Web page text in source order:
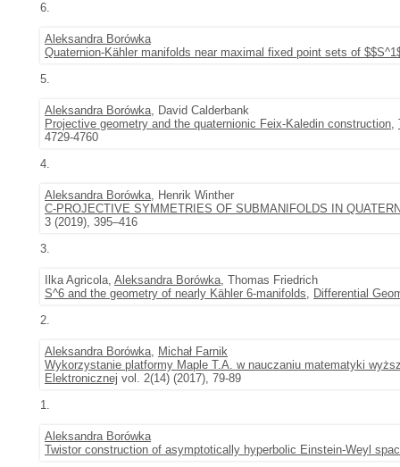
6.
Aleksandra Borówka
Quaternion-Kähler manifolds near maximal fixed point sets of
5.
Aleksandra Borówka, David Calderbank
Projective geometry and the quaternionic Feix-Kaledin construction,
4729-4760
4.
Aleksandra Borówka, Henrik Winther
C-PROJECTIVE SYMMETRIES OF SUBMANIFOLDS IN
3 (2019), 395–416
3.
Ilka Agricola, Aleksandra Borówka, Thomas Friedrich
S^6 and the geometry of nearly Kähler 6-manifolds, Differential
2.
Aleksandra Borówka, Michał Farnik
Wykorzystanie platformy Maple T.A. w nauczaniu matematyki
Elektronicznej vol. 2(14) (2017), 79-89
1.
Aleksandra Borówka
Twistor construction of asymptotically hyperbolic Einstein-Weyl